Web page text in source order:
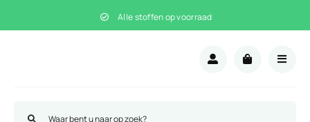
naar
Alle stoffen op voorraad